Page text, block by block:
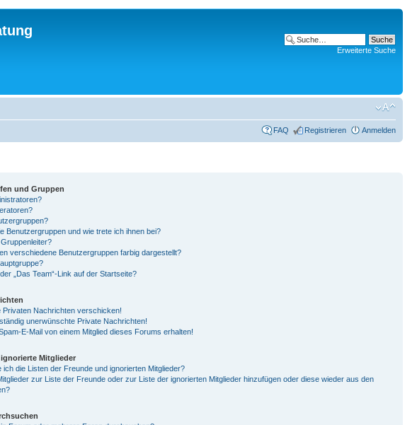
Erweiterte Suche
FAQ Registrieren Anmelden
und Gruppen
Benutzergruppen und wie trete ich ihnen bei?
verschiedene Benutzergruppen farbig dargestellt?
„Das Team“-Link auf der Startseite?
Privaten Nachrichten verschicken!
unerwünschte Private Nachrichten!
E-Mail von einem Mitglied dieses Forums erhalten!
Mitglieder
ich die Listen der Freunde und ignorierten Mitglieder?
zur Liste der Freunde oder zur Liste der ignorierten Mitglieder hinzufügen oder diese wieder aus den